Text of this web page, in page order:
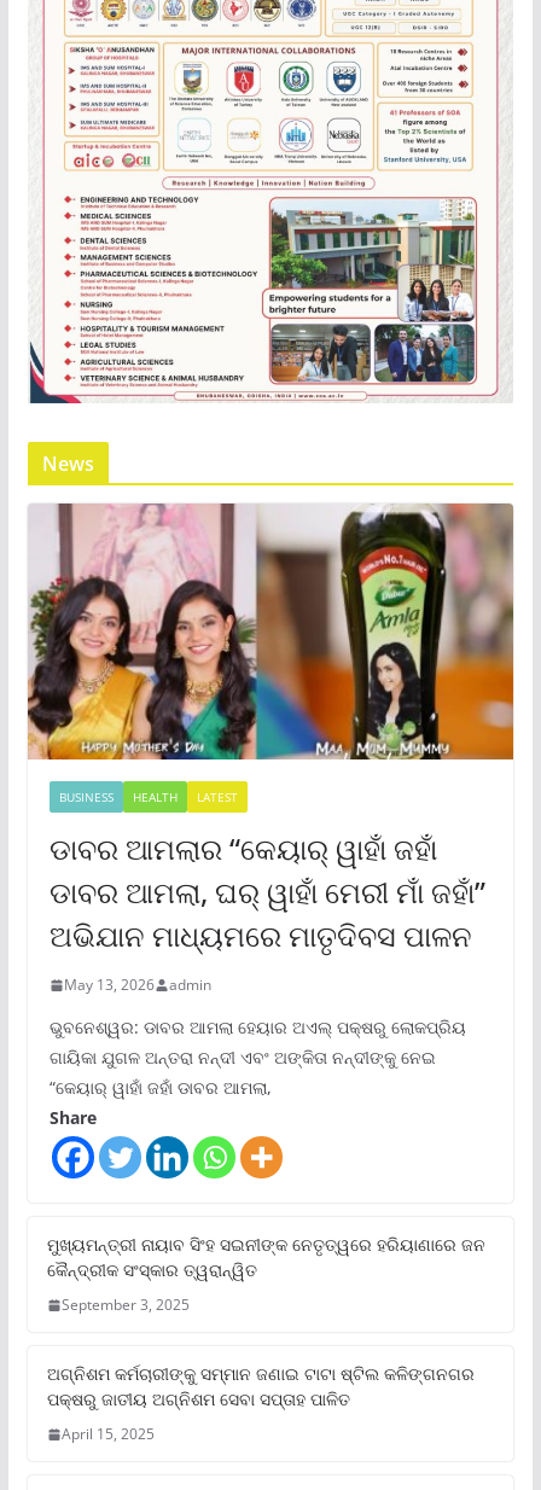
News
BUSINESS HEALTH LATEST
ଡାବର ଆମଲାର “କେୟାର୍ ୱାହାଁ ଜହାଁ
ଡାବର ଆମଲା, ଘର୍ ୱାହାଁ ମେରୀ ମାଁ ଜହାଁ”
ଅଭିଯାନ ମାଧ୍ୟମରେ ମାତୃଦିବସ ପାଳନ
May 13, 2026 admin
ଭୁବନେଶ୍ୱର: ଡାବର ଆମଲା ହେୟାର ଅଏଲ୍ ପକ୍ଷରୁ ଲୋକପ୍ରିୟ
ଗାୟିକା ଯୁଗଳ ଅନ୍ତରା ନନ୍ଦୀ ଏବଂ ଅଙ୍କିତା ନନ୍ଦୀଙ୍କୁ ନେଇ
“କେୟାର୍ ୱାହାଁ ଜହାଁ ଡାବର ଆମଲା,
Share
ମୁଖ୍ୟମନ୍ତ୍ରୀ ନାୟାବ ସିଂହ ସଇନୀଙ୍କ ନେତୃତ୍ୱରେ ହରିୟାଣାରେ ଜନ
କୈନ୍ଦ୍ରୀକ ସଂସ୍କାର ତ୍ୱରାନ୍ୱିତ
September 3, 2025
ଅଗ୍ନିଶମ କର୍ମଚାରୀଙ୍କୁ ସମ୍ମାନ ଜଣାଇ ଟାଟା ଷ୍ଟିଲ କଳିଙ୍ଗନଗର
ପକ୍ଷରୁ ଜାତୀୟ ଅଗ୍ନିଶମ ସେବା ସପ୍ତାହ ପାଳିତ
April 15, 2025